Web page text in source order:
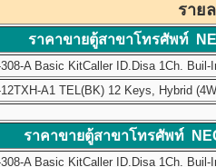
ราย
ราคาขายตู้สาขาโทรศัพท์
308-A Basic KitCaller ID.Disa 1Ch.
12TXH-A1 TEL(BK) 12 Keys, Hybrid
ราคาขายตู้สาขาโทรศัพท์
308-A Basic KitCaller ID.Disa 1Ch.